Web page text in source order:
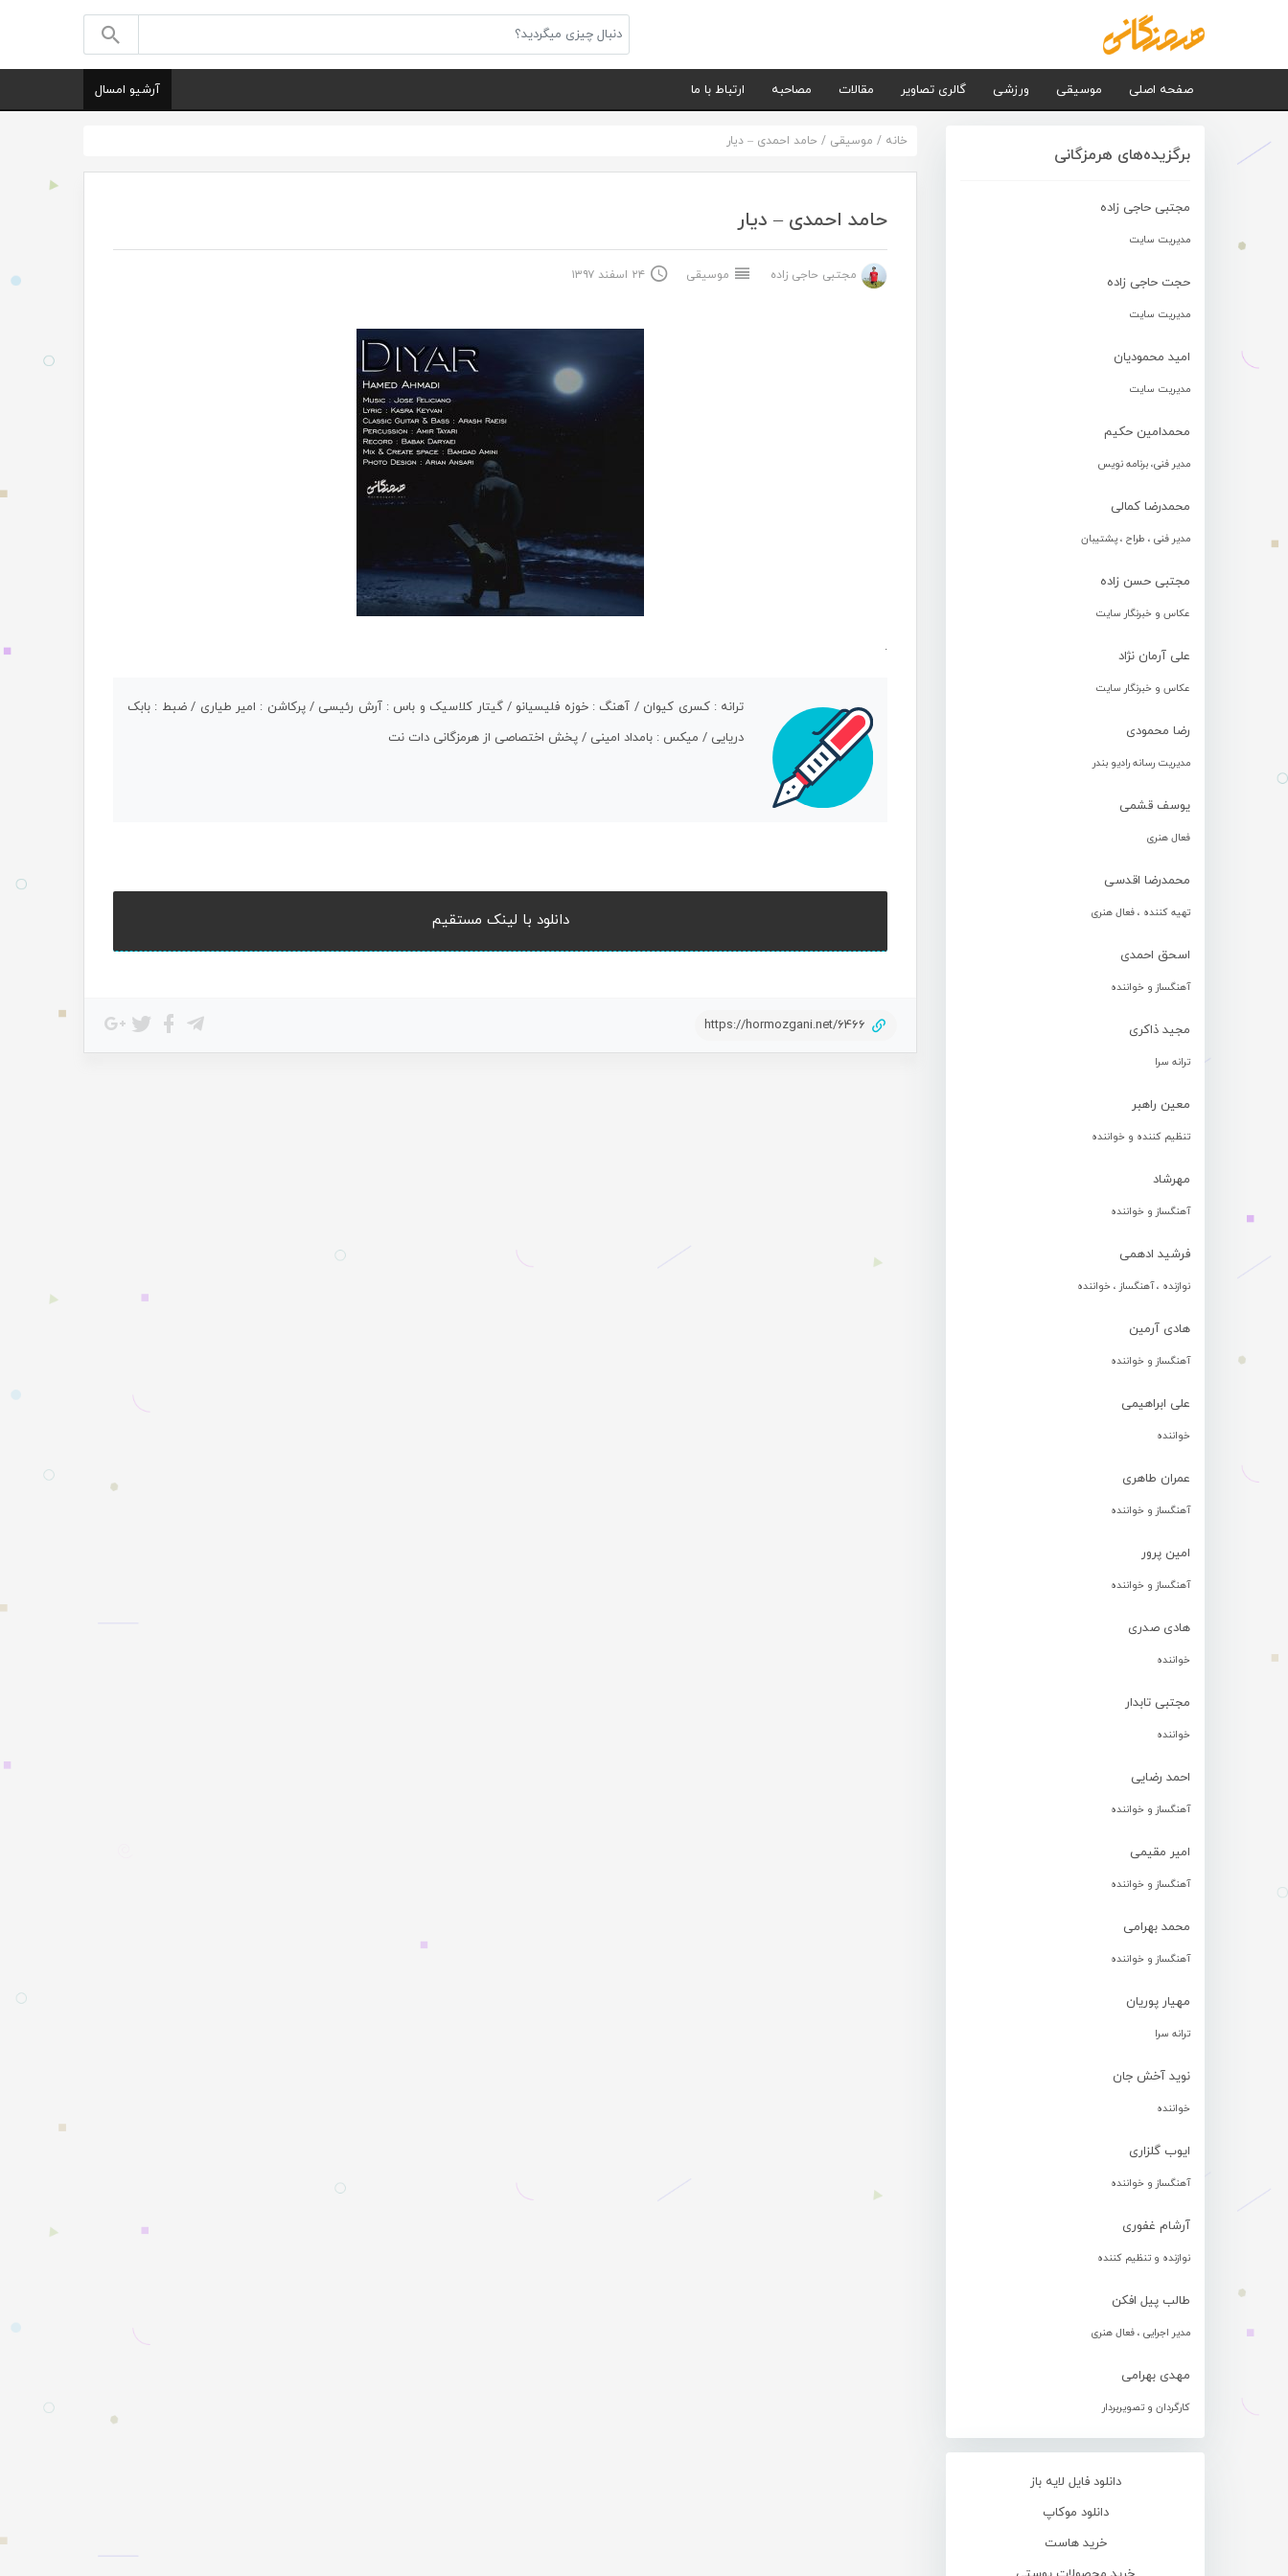
صفحه اصلی موسیقی ورزشی گالری تصاویر مقالات مصاحبه ارتباط با ما آرشیو امسال
برگزیده‌های هرمزگانی
مجتبی حاجی زاده
مدیریت سایت
حجت حاجی زاده
مدیریت سایت
امید محمودیان
مدیریت سایت
محمدامین حکیم
مدیر فنی، برنامه نویس
محمدرضا کمالی
مدیر فنی ، طراح ، پشتیبان
مجتبی حسن زاده
عکاس و خبرنگار سایت
علی آرمان نژاد
عکاس و خبرنگار سایت
رضا محمودی
مدیریت رسانه رادیو بندر
یوسف قشمی
فعال هنری
محمدرضا اقدسی
تهیه کننده ، فعال هنری
اسحق احمدی
آهنگساز و خواننده
مجید ذاکری
ترانه سرا
معین راهبر
تنظیم کننده و خواننده
مهرشاد
آهنگساز و خواننده
فرشید ادهمی
نوازنده ، آهنگساز ، خواننده
هادی آرمین
آهنگساز و خواننده
علی ابراهیمی
خواننده
عمران طاهری
آهنگساز و خواننده
امین پرور
آهنگساز و خواننده
هادی صدری
خواننده
مجتبی تابدار
خواننده
احمد رضایی
آهنگساز و خواننده
امیر مقیمی
آهنگساز و خواننده
محمد بهرامی
آهنگساز و خواننده
مهیار پوریان
ترانه سرا
نوید آخش جان
خواننده
ایوب گلزاری
آهنگساز و خواننده
آرشام غفوری
نوازنده و تنظیم کننده
طالب پیل افکن
مدیر اجرایی ، فعال هنری
مهدی بهرامی
کارگردان و تصویربردار
دانلود فایل لایه باز
دانلود موکاپ
خرید هاست
خانه / موسیقی / حامد احمدی – دیار
حامد احمدی – دیار
مجتبی حاجی زاده موسیقی ۲۴ اسفند ۱۳۹۷
.
ترانه : کسری کیوان / آهنگ : خوزه فلیسیانو / گیتار کلاسیک و باس : آرش رئیسی / پرکاشن : امیر طیاری / ضبط : بابک
دریایی / میکس : بامداد امینی / پخش اختصاصی از هرمزگانی دات نت
دانلود با لینک مستقیم
https://hormozgani.net/6466